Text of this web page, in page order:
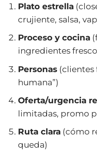
Plato estrella
crujiente, salsa,
Proceso y cocina
ingredientes
Personas (clientes
humana”)
Oferta/urgencia
limitadas, promo
Ruta clara (cómo
queda)